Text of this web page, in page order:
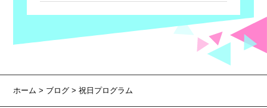
ホーム> ブログ > 祝日プログラム